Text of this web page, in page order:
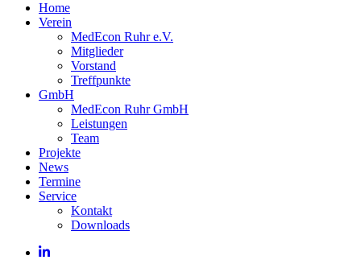
Home
Verein
MedEcon Ruhr e.V.
Mitglieder
Vorstand
Treffpunkte
GmbH
MedEcon Ruhr GmbH
Leistungen
Team
Projekte
News
Termine
Service
Kontakt
Downloads